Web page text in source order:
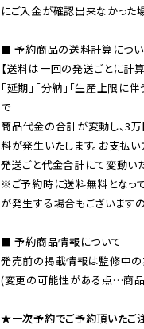
にご入金が確認出来なかった
■ 予約商品の送料計算につ
【送料は一回の発送ごとに計
「延期」「分納」「生産上限に
で
商品代金の合計が変動し、3
料が発生いたします。お支払
※ご予約時に送料無料となっ
が発生する場合もございます
■ 予約商品情報について
発売前の掲載情報は監修中の
(変更の可能性がある点…商品
★一次予約でご予約頂いたご